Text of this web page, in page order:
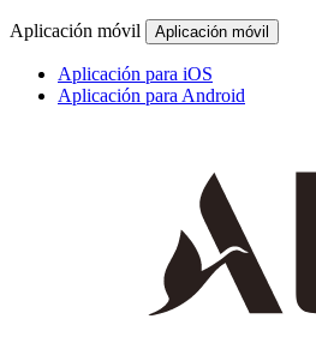
Aplicación móvil Aplicación móvil
Aplicación para iOS
Aplicación para Android